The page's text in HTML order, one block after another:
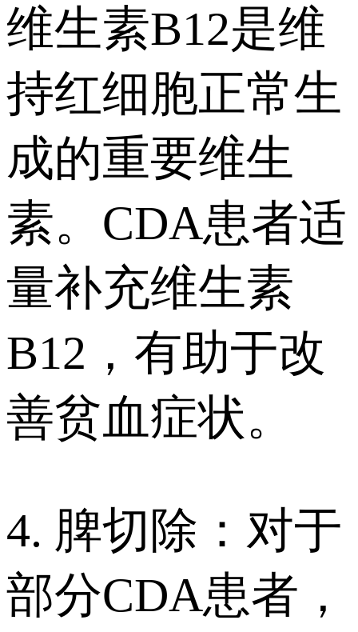
维生素B12是维
持红细胞正常生
成的重要维生
素。CDA患者适
量补充维生素
B12，有助于改
善贫血症状。
4. 脾切除：对于
部分CDA患者，